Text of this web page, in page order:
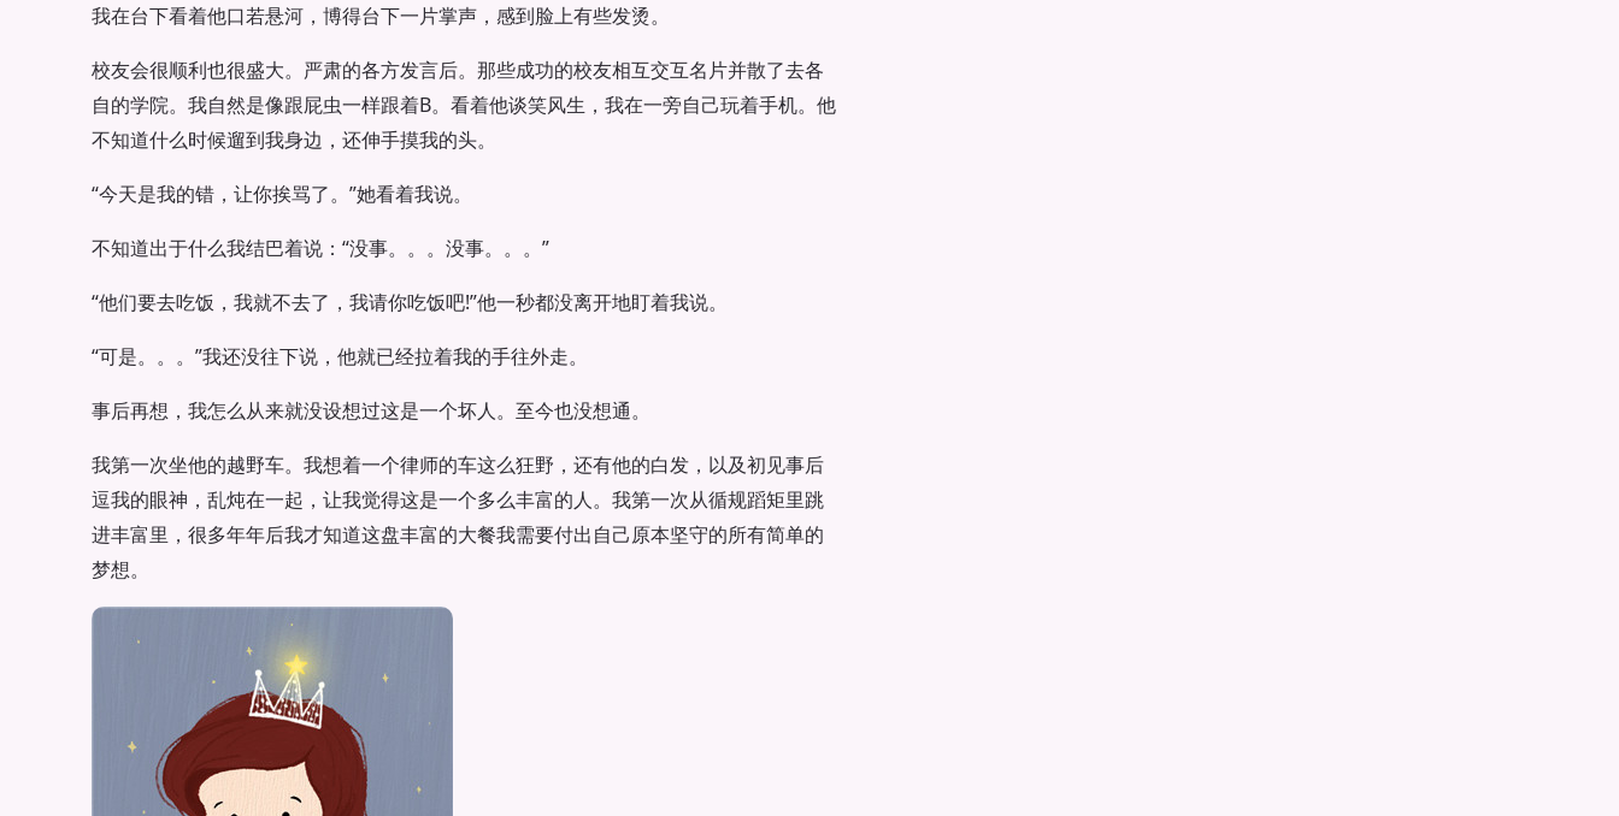
我在台下看着他口若悬河，博得台下一片掌声，感到脸上有些发烫。
校友会很顺利也很盛大。严肃的各方发言后。那些成功的校友相互交互名片并散了去各
自的学院。我自然是像跟屁虫一样跟着B。看着他谈笑风生，我在一旁自己玩着手机。他
不知道什么时候遛到我身边，还伸手摸我的头。
“今天是我的错，让你挨骂了。”她看着我说。
不知道出于什么我结巴着说：“没事。。。没事。。。”
“他们要去吃饭，我就不去了，我请你吃饭吧!”他一秒都没离开地盯着我说。
“可是。。。”我还没往下说，他就已经拉着我的手往外走。
事后再想，我怎么从来就没设想过这是一个坏人。至今也没想通。
我第一次坐他的越野车。我想着一个律师的车这么狂野，还有他的白发，以及初见事后
逗我的眼神，乱炖在一起，让我觉得这是一个多么丰富的人。我第一次从循规蹈矩里跳
进丰富里，很多年年后我才知道这盘丰富的大餐我需要付出自己原本坚守的所有简单的
梦想。